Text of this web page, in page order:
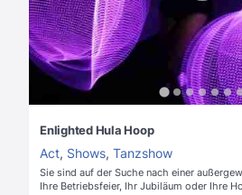
Enlighted Hula Hoop
Act, Shows, Tanzshow
Sie sind auf der Suche nach einer
Ihre Betriebsfeier, Ihr Jubiläum oder Ihre Hochzeit?